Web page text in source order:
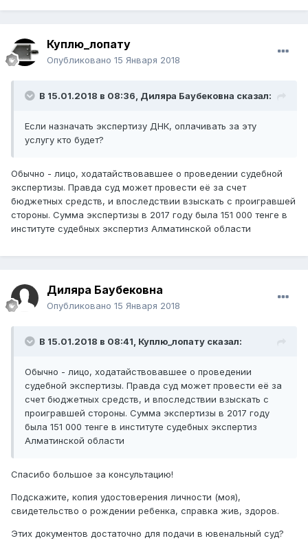
Куплю_лопату
Опубликовано 15 Января 2018
В 15.01.2018 в 08:36, Диляра Баубековна сказал:
Если назначать экспертизу ДНК, оплачивать за эту
услугу кто будет?
Обычно - лицо, ходатайствовавшее о проведении судебной
экспертизы. Правда суд может провести её за счет
бюджетных средств, и впоследствии взыскать с проигравшей
стороны. Сумма экспертизы в 2017 году была 151 000 тенге в
институте судебных экспертиз Алматинской области
Диляра Баубековна
Опубликовано 15 Января 2018
В 15.01.2018 в 08:41, Куплю_лопату сказал:
Обычно - лицо, ходатайствовавшее о проведении
судебной экспертизы. Правда суд может провести её за
счет бюджетных средств, и впоследствии взыскать с
проигравшей стороны. Сумма экспертизы в 2017 году
была 151 000 тенге в институте судебных экспертиз
Алматинской области
Спасибо большое за консультацию!
Подскажите, копия удостоверения личности (моя),
свидетельство о рождении ребенка, справка жив, здоров.
Этих документов достаточно для подачи в ювенальный суд?